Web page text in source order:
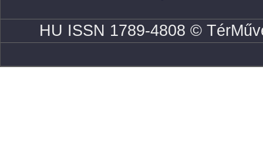
HU ISSN 1789-4808 ©